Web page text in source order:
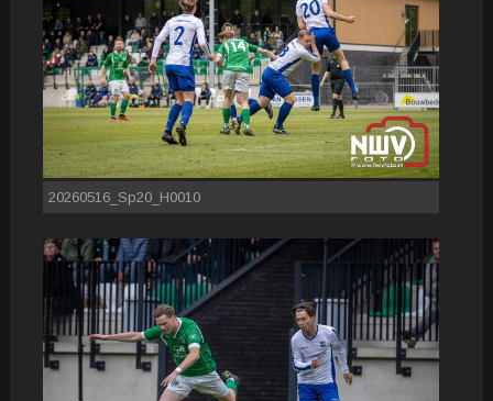
20260516_Sp20_H0010